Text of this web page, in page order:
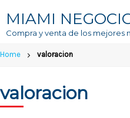
content
Home valoracion
valoracion